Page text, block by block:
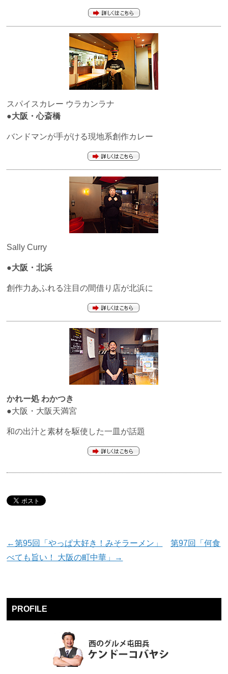
スパイスカレー ウラカンラナ
●大阪・心斎橋
バンドマンが手がける現地系創作カレー
Sally Curry
●大阪・北浜
創作力あふれる注目の間借り店が北浜に
かれー処 わかつき
●大阪・大阪天満宮
和の出汁と素材を駆使した一皿が話題
←第95回「やっぱ大好き！みそラーメン」
第97回「何食
べても旨い！ 大阪の町中華」→
PROFILE